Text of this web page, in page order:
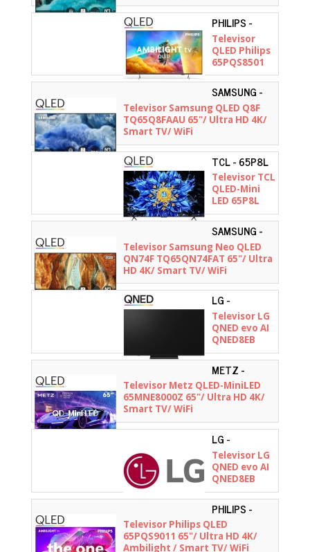
PHILIPS -
65PQS8501/12
Televisor
QLED Philips
65PQS8501
65"/ Ultra HD
4K/
Ambilight/
Smart TV/
WiFi
SAMSUNG -
TQ65Q8FAAUXXC
Televisor Samsung QLED Q8F
TQ65Q8FAAU 65"/ Ultra HD 4K/
Smart TV/ WiFi
TCL - 65P8L
Televisor TCL
QLED-Mini
LED 65P8L
65"/ Ultra HD
4K/ Smart
TV/ WiFi
SAMSUNG -
TQ65QN74FATXXC
Televisor Samsung Neo QLED
QN74F TQ65QN74FAT 65"/ Ultra
HD 4K/ Smart TV/ WiFi
LG -
65QNED8EB3B.AEU
Televisor LG
QNED evo AI
QNED8EB
Mini LED
65QNED8EB3B
65"/ Ultra HD
4K/ Smart
TV/ WiFi
METZ -
65MNE8000Z
Televisor Metz QLED-MiniLED
65MNE8000Z 65"/ Ultra HD 4K/
Smart TV/ WiFi
LG -
65QNED83B6A.AEU
Televisor LG
QNED evo AI
QNED8EB
Mini LED
65QNED83B6A
65"/ Ultra HD
4K/ Smart
TV/ WiFi
PHILIPS -
65PQS9011/12
Televisor Philips QLED
65PQS9011 65"/ Ultra HD 4K/
Ambilight / Smart TV/ WiFi